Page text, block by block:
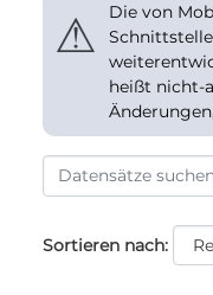
⚠
Die von
heißt nicht-
Sortieren nach